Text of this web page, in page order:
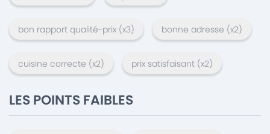
bon rapport qualité-prix (x3) bonne adresse (x2)
cuisine correcte (x2) prix satisfaisant (x2)
LES POINTS FAIBLES